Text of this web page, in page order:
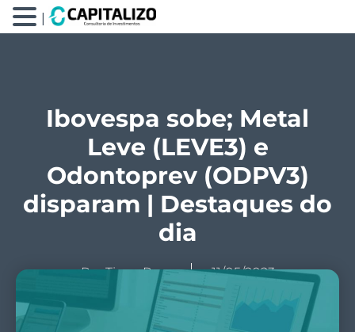
Ibovespa sobe; Metal
Leve (LEVE3) e
Odontoprev (ODPV3)
disparam | Destaques do
dia
PorTiago Prux 11/05/2023